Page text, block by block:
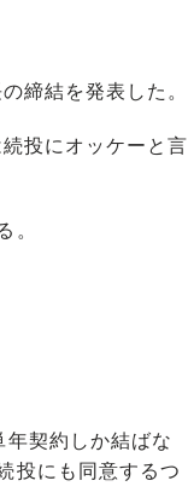
締結を発表した。
投にオッケーと言
。
年契約しか結ばな
投にも同意するつ